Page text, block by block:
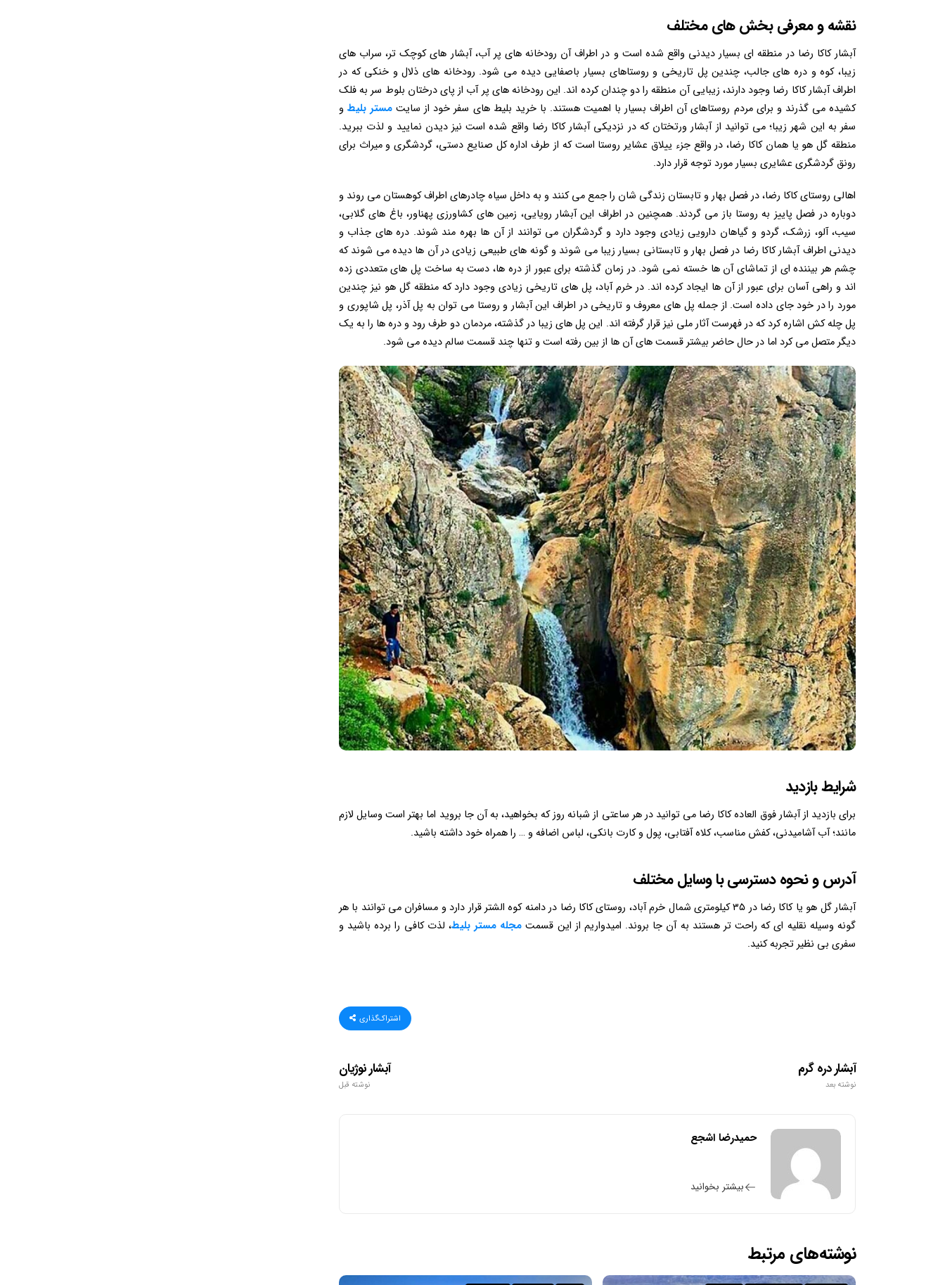
نقشه و معرفی بخش های مختلف
آبشار کاکا رضا در منطقه ای بسیار دیدنی واقع شده است و در اطراف آن رودخانه‌ های پر آب، آبشار های کوچک تر، سراب های
زیبا، کوه و دره های جالب، چندین پل تاریخی و روستاهای بسیار باصفایی دیده می شود. رودخانه های ذلال و خنکی که در
اطراف آبشار کاکا رضا وجود دارند، زیبایی آن منطقه را دو چندان کرده اند. این رودخانه های پر آب از پای درختان بلوط سر به فلک
کشیده می گذرند و برای مردم روستاهای آن اطراف بسیار با اهمیت هستند. با خرید بلیط های سفر خود از سایت مستر بلیط و
سفر‌ به این شهر زیبا؛ می توانید از آبشار ورتختان که در نزدیکی آبشار کاکا رضا واقع شده است نیز دیدن نمایید و لذت ببرید.
منطقه گل هو یا همان کاکا رضا، در واقع جزء ییلاق عشایر روستا است که از طرف اداره کل صنایع دستی، گردشگری و میراث برای
رونق گردشگری عشایری بسیار مورد توجه قرار دارد.
اهالی روستای کاکا رضا، در فصل بهار و تابستان زندگی شان را جمع می کنند و به داخل سیاه چادرهای اطراف کوهستان می روند و
دوباره در فصل پاییز به روستا باز می گردند. همچنین در اطراف این آبشار رویایی، زمین های کشاورزی پهناور، باغ های گلابی،
سیب، آلو، زرشک، گردو و گیاهان دارویی زیادی وجود دارد و گردشگران می توانند از آن ها بهره مند شوند. دره‌ های جذاب و
دیدنی اطراف آبشار کاکا رضا در فصل بهار و تابستانی بسیار زیبا می شوند و گونه های طبیعی زیادی در آن ها دیده می شوند که
چشم هر بیننده ای از تماشای آن ها خسته نمی شود. در زمان گذشته برای عبور از دره ها، دست به ساخت پل های متعددی زده
اند و راهی آسان برای عبور از آن ها ایجاد کرده اند. در خرم آباد، پل های تاریخی زیادی وجود دارد که منطقه گل هو نیز چندین
مورد را در خود جای داده است. از جمله پل های معروف و تاریخی در اطراف این آبشار و روستا می توان به پل آذر، پل شاپوری و
پل چله کش اشاره کرد که در فهرست آثار ملی نیز قرار گرفته اند. این پل های زیبا در گذشته، مردمان دو طرف رود و دره ها را به یک
دیگر متصل می کرد اما در حال حاضر بیشتر قسمت های آن ها از بین رفته است و تنها چند قسمت سالم دیده می شود.
شرایط بازدید
برای بازدید از آبشار فوق العاده کاکا رضا می توانید در هر ساعتی از شبانه روز که بخواهید، به آن جا بروید اما بهتر است وسایل لازم
مانند؛ آب آشامیدنی، کفش مناسب، کلاه آفتابی، پول و کارت بانکی، لباس اضافه و … را همراه خود داشته باشید.
آدرس و نحوه دسترسی با وسایل مختلف
آبشار گل هو یا کاکا رضا در ۳۵ کیلومتری شمال خرم آباد، روستای کاکا رضا در دامنه کوه الشتر قرار دارد و مسافران می توانند با هر
گونه وسیله نقلیه ای که راحت تر هستند به آن جا بروند. امیدواریم از این قسمت مجله مستر بلیط، لذت کافی را برده باشید و
سفری بی نظیر تجربه کنید.
اشتراک‌گذاری
آبشار نوژیان
نوشته قبل
آبشار دره گرم
نوشته بعد
حمیدرضا اشجع
بیشتر بخوانید
نوشته‌های مرتبط